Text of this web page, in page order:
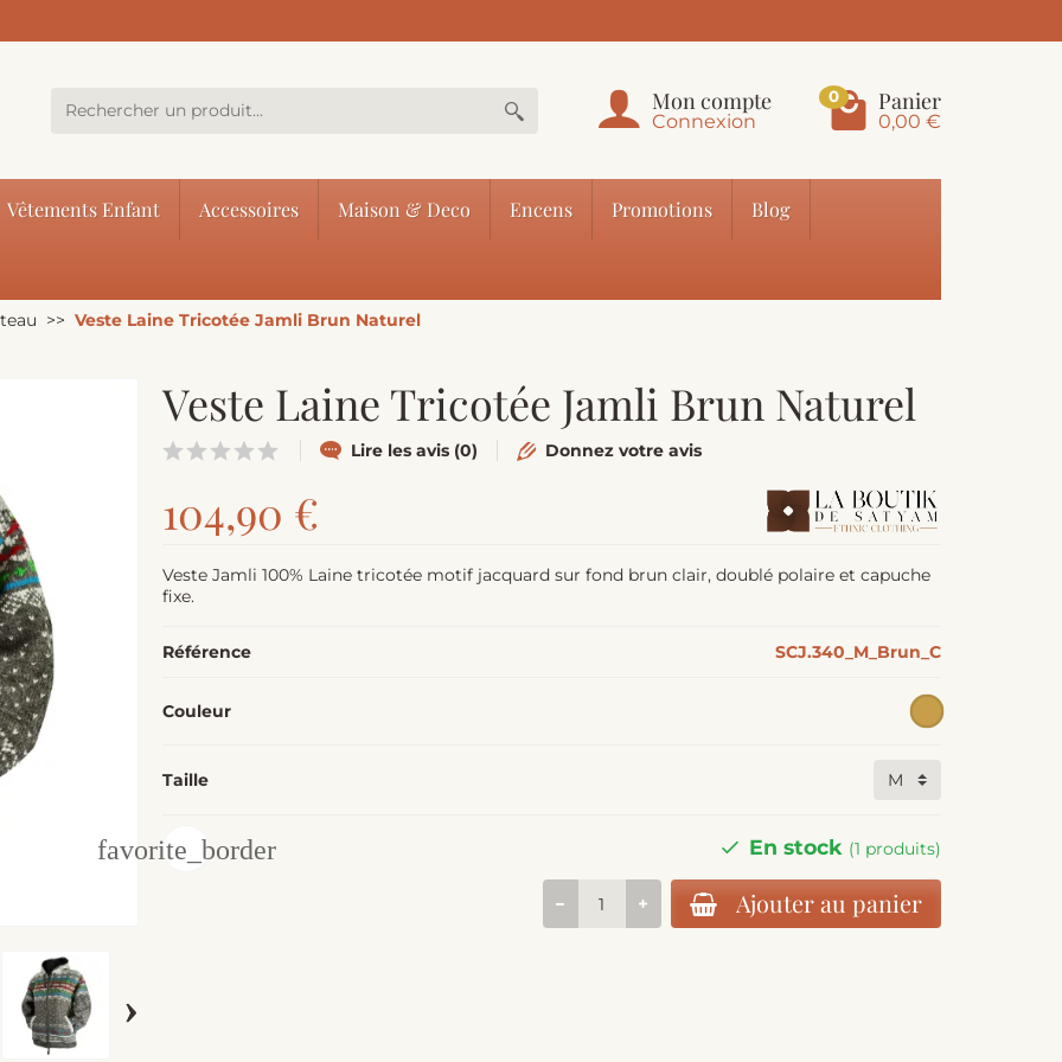
Mon compte
Connexion
0 Panier
0,00 €
Vêtements Enfant Accessoires Maison & Deco Encens Promotions Blog
Veste Laine Tricotée Jamli Brun Naturel
›
Veste Laine Tricotée Jamli Brun Naturel
Lire les avis (0) Donnez votre avis
104,90 €
Veste Jamli 100% Laine tricotée motif jacquard sur fond brun clair, doublé polaire et capuche
fixe.
Référence SCJ.340_M_Brun_C
Couleur
Taille
En stock (1 produits)
Ajouter au panier
favorite_border